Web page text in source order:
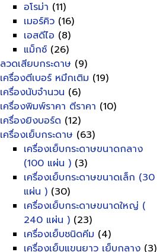
อโรม่า (11)
เมอร์คิว (16)
เอสดีไอ (8)
แม็กซ์ (26)
ลวดเสียบกระดาษ (9)
เครื่องตีเบอร์ หมึกเติม (19)
เครื่องนับจำนวน (6)
เครื่องพิมพ์ราคา ตีราคา (10)
เครื่องยิงบอร์ด (12)
เครื่องเย็บกระดาษ (63)
เครื่องเย็บกระดาษขนาดกลาง
(100 แผ่น ) (3)
เครื่องเย็บกระดาษขนาดเล็ก (30
แผ่น ) (30)
เครื่องเย็บกระดาษขนาดใหญ่ (
240 แผ่น ) (23)
เครื่องเย็บชนิดคีม (4)
เครื่องเย็บแขนยาว เย็บกลาง (3)